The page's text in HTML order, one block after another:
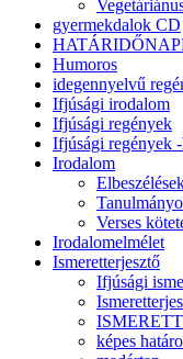
gyermekdalok CD
Humoros
idegennyelvű
Ifjúsági irodalom
Ifjúsági regények
Ifjúsági regények
Irodalom
Verses
Irodalomelmélet
Ismeretterjesztő
Ifjúsági
képes